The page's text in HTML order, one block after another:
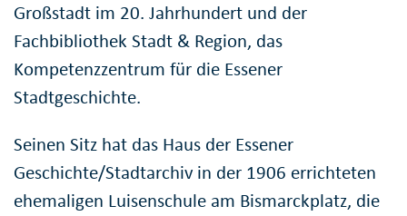
Großstadt im 20. Jahrhundert und der
Fachbibliothek Stadt & Region, das
Kompetenzzentrum für die Essener
Stadtgeschichte.
Seinen Sitz hat das Haus der Essener
Geschichte/Stadtarchiv in der 1906 errichteten
ehemaligen Luisenschule am Bismarckplatz, die